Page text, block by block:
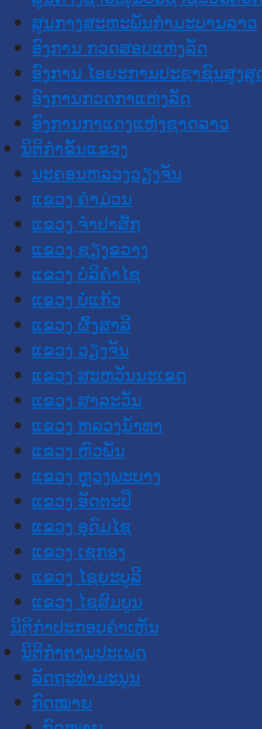
ສູນກາງສະຫະພັນກຳມະບານລາວ
ອົງການ ກວດສອບແຫ່ງລັດ
ອົງການ ໄອຍະການປະຊາຊົນສູງສຸ
ອົງການກວດກາແຫ່ງລັດ
ອົງການກາແດງແຫ່ງຊາດລາວ
ນິຕິກໍາຂັ້ນແຂວງ
ນະ​ຄອນ​ຫລວງວຽງຈັນ
ແຂວງ ຄໍາມ່ວນ
ແຂວງ ຈໍາປາສັກ
ແຂວງ ຊຽງຂວາງ
ແຂວງ ບໍລິຄໍາໄຊ
ແຂວງ ບໍ່ແກ້ວ
ແຂວງ ຜົ້ງສາລີ
ແຂວງ ວຽງຈັນ
ແຂວງ ສະຫວັນນະເຂດ
ແຂວງ ສາລະວັນ
ແຂວງ ຫລວງນໍ້າທາ
ແຂວງ ຫົວພັນ
ແຂວງ ຫຼວງພະບາງ
ແຂວງ ອັດຕະປື
ແຂວງ ອຸດົມໄຊ
ແຂວງ ເຊກອງ
ແຂວງ ໄຊຍະບູລີ
ແຂວງ ໄຊສົມບູນ
ນິຕິກໍາປະກອບຄໍາເຫັນ
ນິຕິກໍາຕາມປະເພດ
ລັດຖະທໍາມະນູນ
ກົດໝາຍ